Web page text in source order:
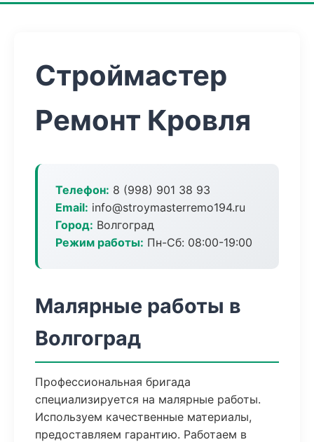
Строймастер
Ремонт Кровля
Телефон: 8 (998) 901 38 93
Email: info@stroymasterremo194.ru
Город: Волгоград
Режим работы: Пн-Сб: 08:00-19:00
Малярные работы в
Волгоград
Профессиональная бригада
специализируется на малярные работы.
Используем качественные материалы,
предоставляем гарантию. Работаем в